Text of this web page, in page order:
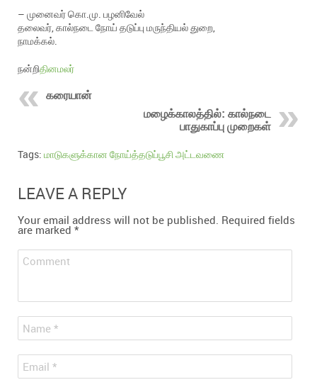
– முனைவர் கொ.மு. பழனிவேல்
தலைவர், கால்நடை நோய் தடுப்பு மருந்தியல் துறை,
நாமக்கல்.
நன்றிதினமலர்
கரையான்
மழைக்காலத்தில்: கால்நடை
பாதுகாப்பு முறைகள்
Tags: மாடுகளுக்கான நோய்த்தடுப்பூசி அட்டவணை
LEAVE A REPLY
Your email address will not be published. Required fields
are marked *
Comment
Name *
Email *